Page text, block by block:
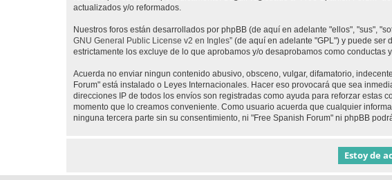
actualizados y/o reformados.
Nuestros foros están desarrollados por phpBB (de aquí en adelante "ellos", "sus",
GNU General Public License v2 en Ingles” (de aquí en adelante "GPL") y puede ser
estrictamente los excluye de lo que aprobamos y/o desaprobamos como
Acuerda no enviar ningun contenido abusivo, obsceno, vulgar, difamatorio,
Forum" está instalado o Leyes Internacionales. Hacer eso provocará que sea
direcciones IP de todos los envíos son registradas como ayuda para reforzar estas
momento que lo creamos conveniente. Como usuario acuerda que cualquier
ninguna tercera parte sin su consentimiento, ni "Free Spanish Forum" ni phpBB